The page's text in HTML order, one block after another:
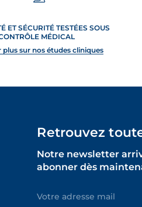
ET SÉCURITÉ TESTÉES SOUS
MÉDICAL
plus sur nos études cliniques
Retrouvez
Notre newsletter
abonner dès